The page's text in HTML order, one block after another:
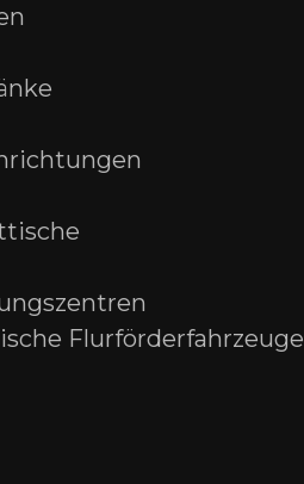
Flurförderfahrzeuge